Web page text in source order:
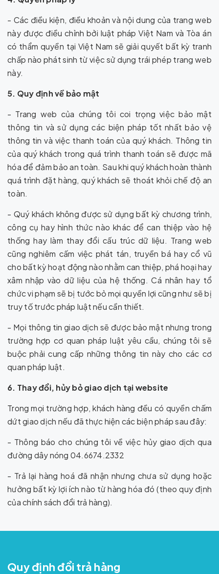
- Các điều kiện, điều khoản và nội dung của trang web
này được điều chỉnh bởi luật pháp Việt Nam và Tòa án
có thẩm quyền tại Việt Nam sẽ giải quyết bất kỳ tranh
chấp nào phát sinh từ việc sử dụng trái phép trang web
này.
5. Quy định về bảo mật
- Trang web của chúng tôi coi trọng việc bảo mật
thông tin và sử dụng các biện pháp tốt nhất bảo vệ
thông tin và việc thanh toán của quý khách. Thông tin
của quý khách trong quá trình thanh toán sẽ được mã
hóa để đảm bảo an toàn. Sau khi quý khách hoàn thành
quá trình đặt hàng, quý khách sẽ thoát khỏi chế độ an
toàn.
- Quý khách không được sử dụng bất kỳ chương trình,
công cụ hay hình thức nào khác để can thiệp vào hệ
thống hay làm thay đổi cấu trúc dữ liệu. Trang web
cũng nghiêm cấm việc phát tán, truyền bá hay cổ vũ
cho bất kỳ hoạt động nào nhằm can thiệp, phá hoại hay
xâm nhập vào dữ liệu của hệ thống. Cá nhân hay tổ
chức vi phạm sẽ bị tước bỏ mọi quyền lợi cũng như sẽ bị
truy tố trước pháp luật nếu cần thiết.
- Mọi thông tin giao dịch sẽ được bảo mật nhưng trong
trường hợp cơ quan pháp luật yêu cầu, chúng tôi sẽ
buộc phải cung cấp những thông tin này cho các cơ
quan pháp luật.
6. Thay đổi, hủy bỏ giao dịch tại website
Trong mọi trường hợp, khách hàng đều có quyền chấm
dứt giao dịch nếu đã thực hiện các biện pháp sau đây:
- Thông báo cho chúng tôi về việc hủy giao dịch qua
đường dây nóng 04.6674.2332
- Trả lại hàng hoá đã nhận nhưng chưa sử dụng hoặc
hưởng bất kỳ lợi ích nào từ hàng hóa đó (theo quy định
của chính sách đổi trả hàng).
Quy định đổi trả hàng